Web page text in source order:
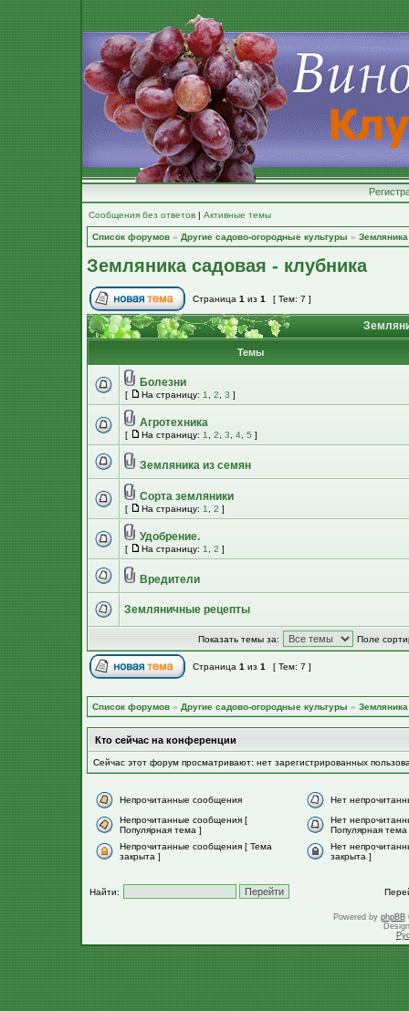
Сообщения без ответов | Активные темы
Список форумов » Другие садово-огородные культуры »
Земляника садовая - клубника
Страница 1 из 1 [ Тем: 7 ]
Темы
Болезни
[ На страницу: 1 2 3 ]
Агротехника
[ На страницу: 1 2 3 4 5 ]
Земляника из семян
Сорта земляники
[ На страницу: 1 2 ]
Удобрение.
[ На страницу: 1 2 ]
Вредители
Земляничные рецепты
Показать темы за: Поле
Страница 1 из 1 [ Тем: 7 ]
Список форумов » Другие садово-огородные культуры »
Кто сейчас на конференции
Сейчас этот форум просматривают: нет зарегистрированных
Непрочитанные сообщения
Нет
Непрочитанные сообщения [
Популярная тема ]
Нет
Популярная тема
Непрочитанные сообщения [ Тема
закрыта ]
Нет
закрыта ]
Найти:
Powered by phpBB